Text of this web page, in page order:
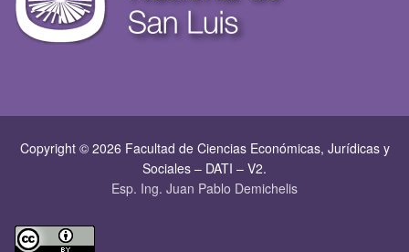
Copyright © 2026 Facultad de Ciencias Económicas, Jurí­dicas y
Sociales – DATI – V2.
Esp. Ing. Juan Pablo Demichelis